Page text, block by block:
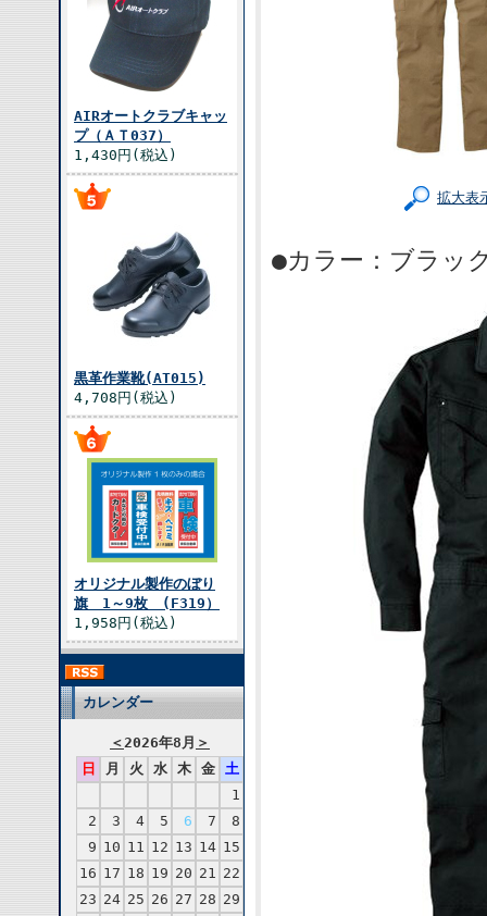
AIRオートクラブキャッ
プ（ＡＴ037）
1,430円(税込)
黒革作業靴(AT015)
4,708円(税込)
オリジナル製作のぼり
旗 1～9枚 (F319）
1,958円(税込)
カレンダー
＜2026年8月 ＞
日
月 火 水 木 金
土
1
2
3 4 5 6 7
8
9 10 11 12 13 14 15
16 17 18 19 20 21 22
23 24 25 26 27 28 29
拡大表
●カラー：ブラッ